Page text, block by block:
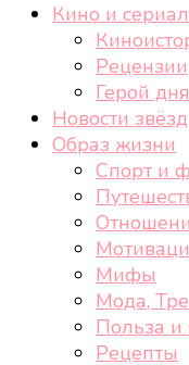
cheek-look.ru
Женский сайт о
здоровом образе
Кино и
Рецензии
Герой дня
Новости звёзд
Образ жизни
Спорт и
Мифы
Мода,
Польза и
Рецепты